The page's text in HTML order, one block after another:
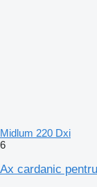
Midlum 220 Dxi
6
Ax cardanic